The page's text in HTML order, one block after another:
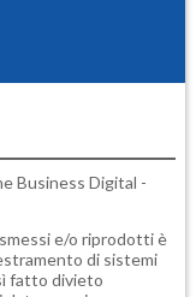
Business Digital -
e/o riprodotti è
di sistemi
fatto divieto